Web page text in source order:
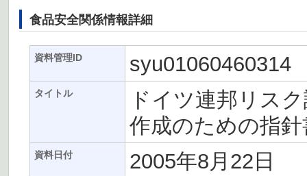
食品安全関係情報詳細
資料管理ID syu01060460314
タイトル
ドイツ連邦リス
作成のための指
資料日付 2005年8月22日